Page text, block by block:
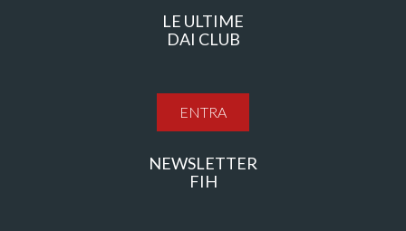
LE ULTIME
DAI CLUB
ENTRA
NEWSLETTER
FIH